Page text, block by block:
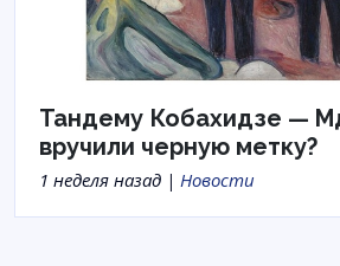
Тандему Кобахидзе —
вручили черную метку?
1 неделя назад | Новости